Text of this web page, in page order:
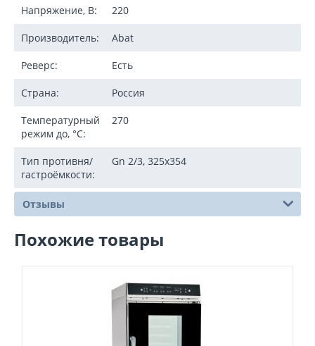
Напряжение, В: 220
Производитель: Abat
Реверс: Есть
Страна: Россия
Температурный
режим до, °C:
270
Тип противня/
гастроёмкости:
Gn 2/3, 325х354
Отзывы
Похожие товары